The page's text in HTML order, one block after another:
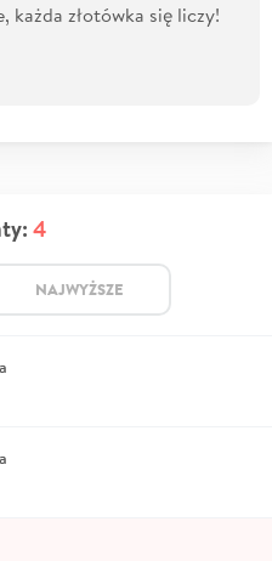
każda złotówka się liczy!
4
NAJWYŻSZE